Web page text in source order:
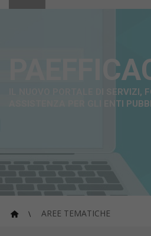
IL NUOVO PORTALE DI SERVIZI,
ASSISTENZA PER GLI ENTI
AREE TEMATICHE